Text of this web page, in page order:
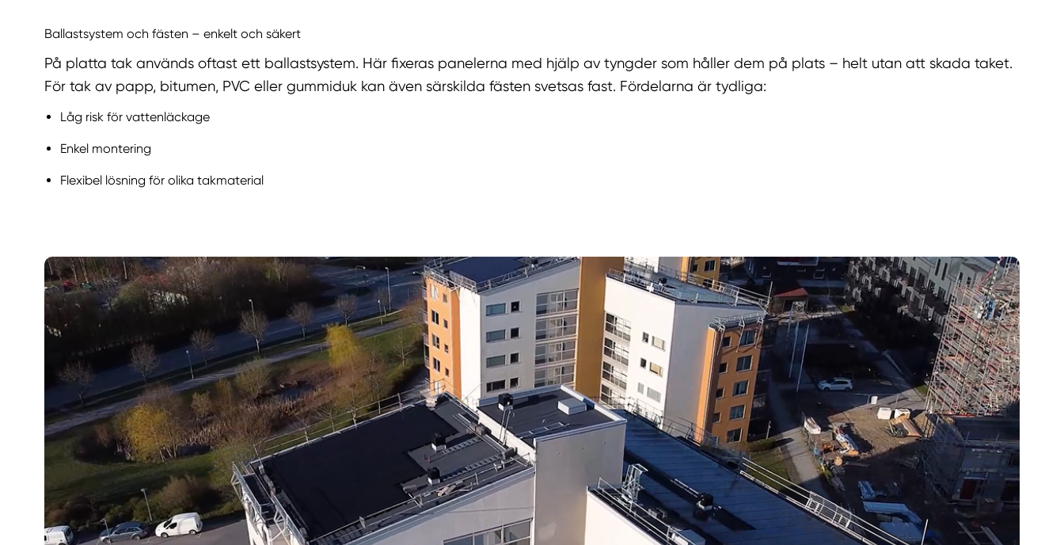
Ballastsystem och fästen – enkelt och säkert
På platta tak används oftast ett ballastsystem. Här fixeras panelerna med hjälp av tyngder som håller dem på plats – helt utan att skada taket.
För tak av papp, bitumen, PVC eller gummiduk kan även särskilda fästen svetsas fast. Fördelarna är tydliga:
Låg risk för vattenläckage
Enkel montering
Flexibel lösning för olika takmaterial